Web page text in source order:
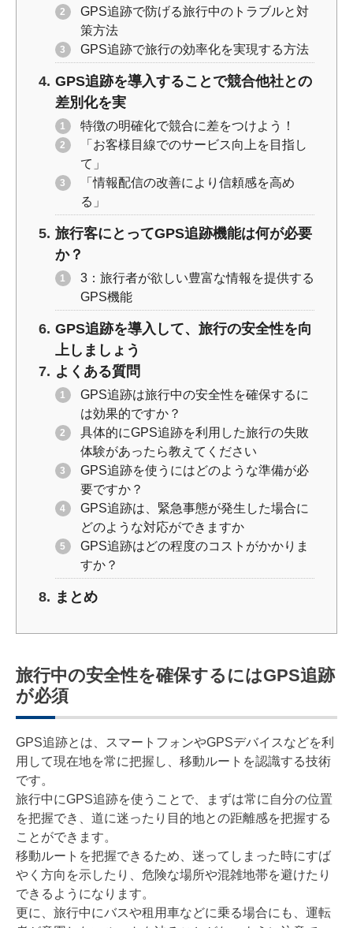
GPS追跡で防げる旅行中のトラブルと対
策方法
GPS追跡で旅行の効率化を実現する方法
GPS追跡を導入することで競合他社との
差別化を実
特徴の明確化で競合に差をつけよう！
「お客様目線でのサービス向上を目指し
て」
「情報配信の改善により信頼感を高め
る」
旅行客にとってGPS追跡機能は何が必要
か？
3：旅行者が欲しい豊富な情報を提供する
GPS機能
GPS追跡を導入して、旅行の安全性を向
上しましょう
よくある質問
GPS追跡は旅行中の安全性を確保するに
は効果的ですか？
具体的にGPS追跡を利用した旅行の失敗
体験があったら教えてください
GPS追跡を使うにはどのような準備が必
要ですか？
GPS追跡は、緊急事態が発生した場合に
どのような対応ができますか
GPS追跡はどの程度のコストがかかりま
すか？
まとめ
旅行中の安全性を確保するにはGPS追跡
が必須
GPS追跡とは、スマートフォンやGPSデバイスなどを利
用して現在地を常に把握し、移動ルートを認識する技術
です。
旅行中にGPS追跡を使うことで、まずは常に自分の位置
を把握でき、道に迷ったり目的地との距離感を把握する
ことができます。
移動ルートを把握できるため、迷ってしまった時にすば
やく方向を示したり、危険な場所や混雑地帯を避けたり
できるようになります。
更に、旅行中にバスや租用車などに乗る場合にも、運転